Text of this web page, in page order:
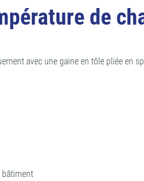
de
avec une gaine en tôle pliée en
bâtiment